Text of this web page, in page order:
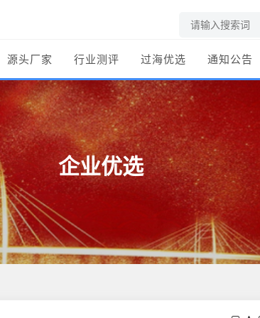
源头厂家 行业测评 过海优选 通知公告
企业优选